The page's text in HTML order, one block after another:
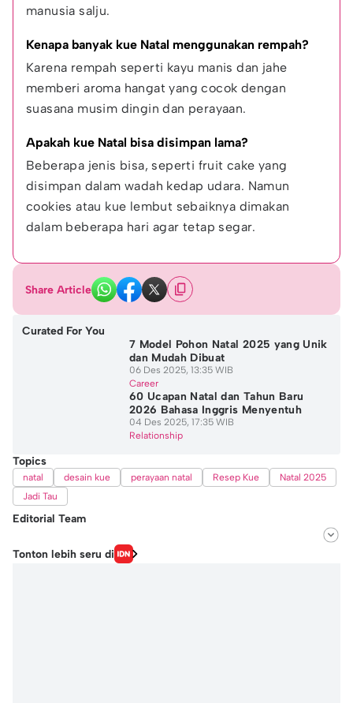
manusia salju.
Kenapa banyak kue Natal menggunakan rempah?
Karena rempah seperti kayu manis dan jahe
memberi aroma hangat yang cocok dengan
suasana musim dingin dan perayaan.
Apakah kue Natal bisa disimpan lama?
Beberapa jenis bisa, seperti fruit cake yang
disimpan dalam wadah kedap udara. Namun
cookies atau kue lembut sebaiknya dimakan
dalam beberapa hari agar tetap segar.
Share Article
Curated For You
7 Model Pohon Natal 2025 yang Unik
dan Mudah Dibuat
06 Des 2025, 13:35 WIB
Career
60 Ucapan Natal dan Tahun Baru
2026 Bahasa Inggris Menyentuh
04 Des 2025, 17:35 WIB
Relationship
Topics
natal desain kue perayaan natal Resep Kue
Natal 2025
Jadi Tau
Editorial Team
Editor
Tonton lebih seru di